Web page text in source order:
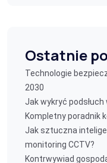
Ostatnie
Technologie
2030
Jak wykryć
Kompletny poradnik
Jak sztuczna
monitoring CCTV?
Kontrwywiad